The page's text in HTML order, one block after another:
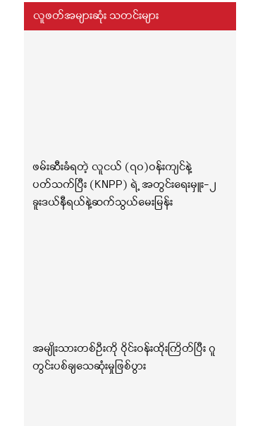
လူဖတ်အများဆုံး သတင်းများ
ဖမ်းဆီးခံရတဲ့ လူငယ် (၇၀)ဝန်းကျင်နဲ့
ပတ်သက်ပြီး (KNPP) ရဲ့ အတွင်းရေးမှူး-၂
ခူးဒယ်နီရယ်နဲ့ဆက်သွယ်မေးမြန်း
အမျိုးသားတစ်ဦးကို ဝိုင်းဝန်းထိုးကြိတ်ပြီး ဂူ
တွင်းပစ်ချသေဆုံးမှုဖြစ်ပွား